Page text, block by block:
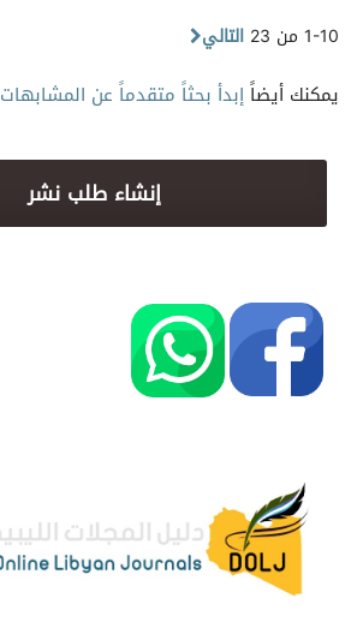
1-10 من 23
التالي
يمكنك أيضاًإبدأ بحثاً متقدماً عن المشابهات
إنشاء طلب نشر